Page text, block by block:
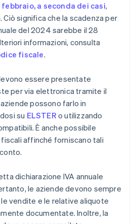
febbraio, a seconda dei casi,
significa che la scadenza per
del 2024 sarebbe il 28
informazioni, consulta
fiscale.
essere presentate
per via elettronica tramite il
possono farlo in
su ELSTER o utilizzando
È anche possibile
affinché forniscano tali
dichiarazione IVA annuale
le aziende devono sempre
vendite e le relative aliquote
documentate. Inoltre, la